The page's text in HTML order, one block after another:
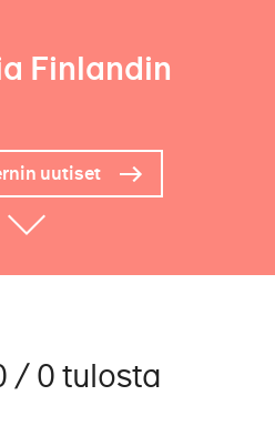
Finlandin
uutiset
/ 0 tulosta